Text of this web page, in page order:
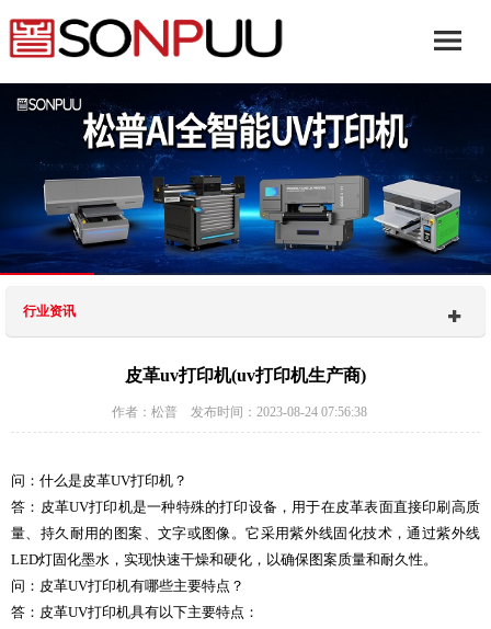
行业资讯
皮革uv打印机(uv打印机生产商)
作者：松普 发布时间：2023-08-24 07:56:38
问：什么是皮革UV打印机？
答：皮革UV打印机是一种特殊的打印设备，用于在皮革表面直接印刷高质
量、持久耐用的图案、文字或图像。它采用紫外线固化技术，通过紫外线
LED灯固化墨水，实现快速干燥和硬化，以确保图案质量和耐久性。
问：皮革UV打印机有哪些主要特点？
答：皮革UV打印机具有以下主要特点：